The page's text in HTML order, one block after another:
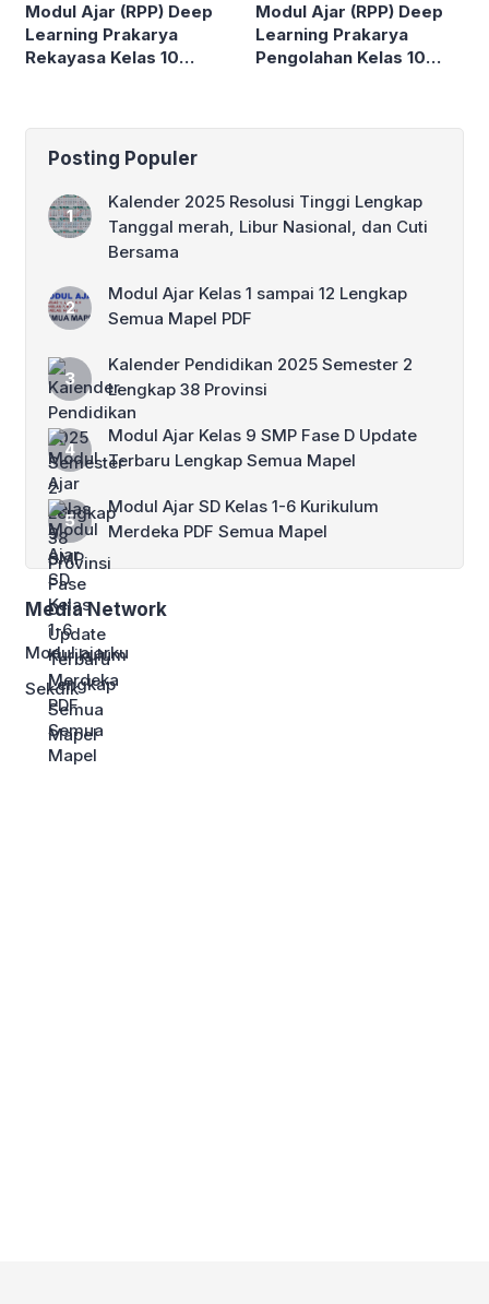
Modul Ajar (RPP) Deep
Learning Prakarya
Rekayasa Kelas 10
Modul Ajar (RPP) Deep
Learning Prakarya
Pengolahan Kelas 10
Posting Populer
Kalender 2025 Resolusi Tinggi Lengkap
Tanggal merah, Libur Nasional, dan Cuti
Bersama
Modul Ajar Kelas 1 sampai 12 Lengkap
Semua Mapel PDF
Kalender Pendidikan 2025 Semester 2
Lengkap 38 Provinsi
Modul Ajar Kelas 9 SMP Fase D Update
Terbaru Lengkap Semua Mapel
Modul Ajar SD Kelas 1-6 Kurikulum
Merdeka PDF Semua Mapel
Media Network
Modul ajarku
Sekdik